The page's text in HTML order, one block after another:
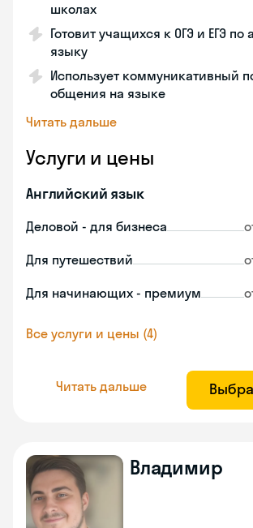
школах
Готовит учащихся к ОГЭ и ЕГЭ по
языку
Использует коммуникативный
общения на языке
Читать дальше
Услуги и цены
Английский язык
Деловой - для бизнеса
Для путешествий
Для начинающих - премиум
Все услуги и цены (4)
Читать дальше
Владимир